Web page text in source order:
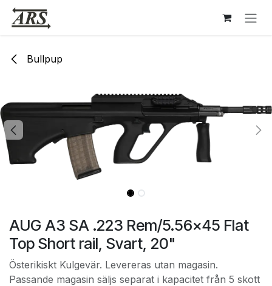
Hoppa till innehåll
Bullpup
AUG A3 SA .223 Rem/5.56x45 Flat
Top Short rail, Svart, 20"
Österikiskt Kulgevär. Levereras utan magasin.
Passande magasin säljs separat i kapacitet från 5 skott